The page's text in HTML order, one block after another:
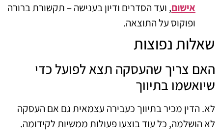
אישום, ועד הסדרים ודיון בענישה – תקשורת ברורה
ופוקוס על התוצאה.
שאלות נפוצות
האם צריך שהעסקה תצא לפועל כדי
שיואשמו בתיווך
לא. הדין מכיר בתיווך כעבירה עצמאית גם אם העסקה
לא הושלמה, כל עוד בוצעו פעולות ממשיות לקידומה.